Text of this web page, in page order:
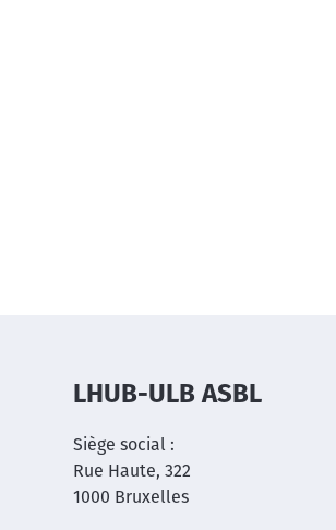
LHUB-ULB ASBL
Siège social :
Rue Haute, 322
1000 Bruxelles